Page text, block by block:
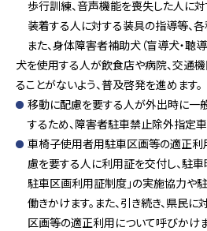
歩行訓練、音声機能を喪失した人に
装着する人に対する装具の指導等、各
また、身体障害者補助犬（盲導犬・聴
犬を使用する人が飲食店や病院、交通
ることがないよう、普及啓発を進めます。
移動に配慮を要する人が外出時に一
するため、障害者駐車禁止除外指定
車椅子使用者用駐車区画等の適正利
慮を要する人に利用証を交付し、駐
駐車区画利用証制度」の実施協力や
働きかけます。また、引き続き、県民
区画等の適正利用について呼びかけま